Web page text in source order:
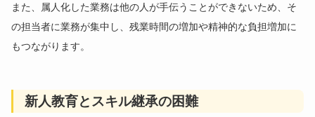
また、属人化した業務は他の人が手伝うことができないため、そ
の担当者に業務が集中し、残業時間の増加や精神的な負担増加に
もつながります。
新人教育とスキル継承の困難